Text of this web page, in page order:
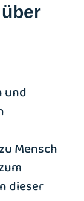
und
Mensch
dieser